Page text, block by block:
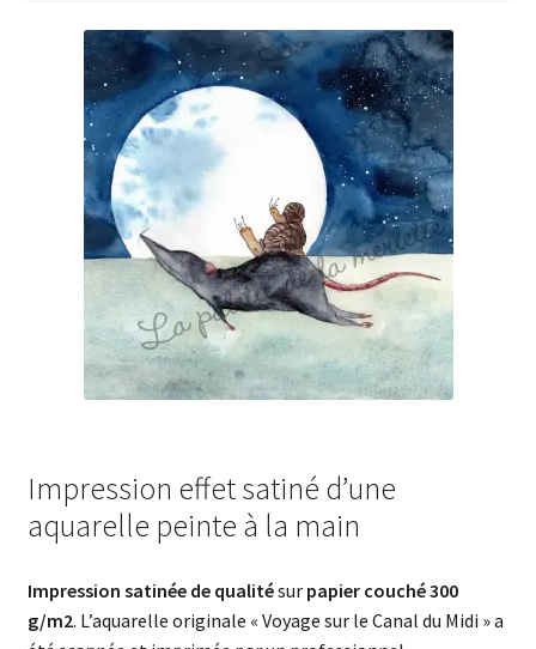
Impression effet satiné d’une
aquarelle peinte à la main
Impression satinée de qualitésur papier couché 300
g/m2. L’aquarelle originale « Voyage sur le Canal du Midi » a